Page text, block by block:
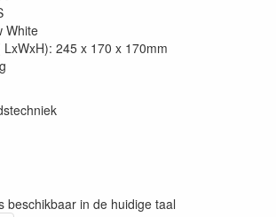
White
LxWxH): 245 x 170 x 170mm
beschikbaar in de huidige taal